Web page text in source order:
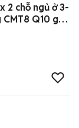
2 chỗ ngủ ở 3-
Q10 gần